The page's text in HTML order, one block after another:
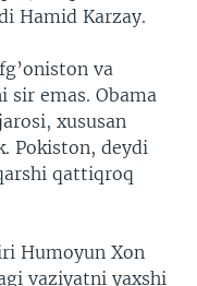
Hamid Karzay.
va
sir emas. Obama
xususan
Pokiston, deydi
qattiqroq
Humoyun Xon
vaziyatni yaxshi